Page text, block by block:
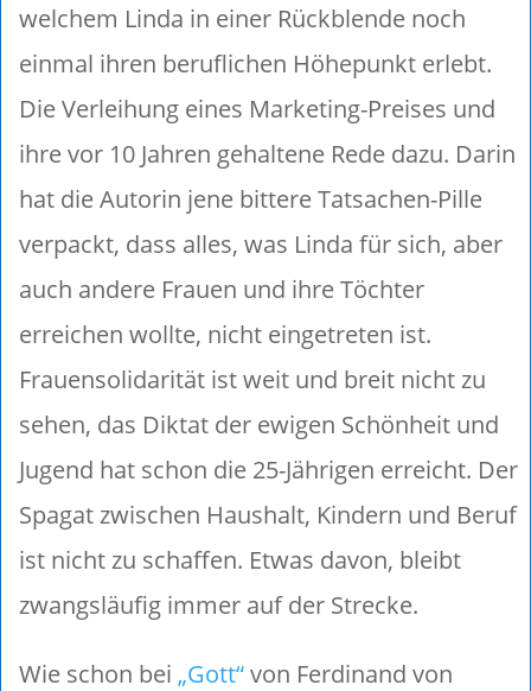
welchem Linda in einer Rückblende noch
einmal ihren beruflichen Höhepunkt erlebt.
Die Verleihung eines Marketing-Preises und
ihre vor 10 Jahren gehaltene Rede dazu. Darin
hat die Autorin jene bittere Tatsachen-Pille
verpackt, dass alles, was Linda für sich, aber
auch andere Frauen und ihre Töchter
erreichen wollte, nicht eingetreten ist.
Frauensolidarität ist weit und breit nicht zu
sehen, das Diktat der ewigen Schönheit und
Jugend hat schon die 25-Jährigen erreicht. Der
Spagat zwischen Haushalt, Kindern und Beruf
ist nicht zu schaffen. Etwas davon, bleibt
zwangsläufig immer auf der Strecke.
Wie schon bei „Gott“von Ferdinand von